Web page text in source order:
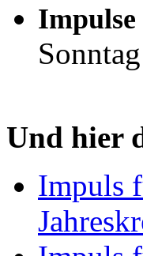
Impulse
Und hier
Impuls